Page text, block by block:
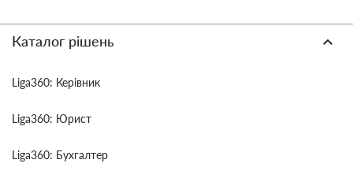
Каталог рішень
Liga360: Керівник
Liga360: Юрист
Liga360: Бухгалтер